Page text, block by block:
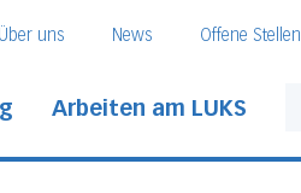
Über uns News Offene Stellen
Arbeiten am LUKS